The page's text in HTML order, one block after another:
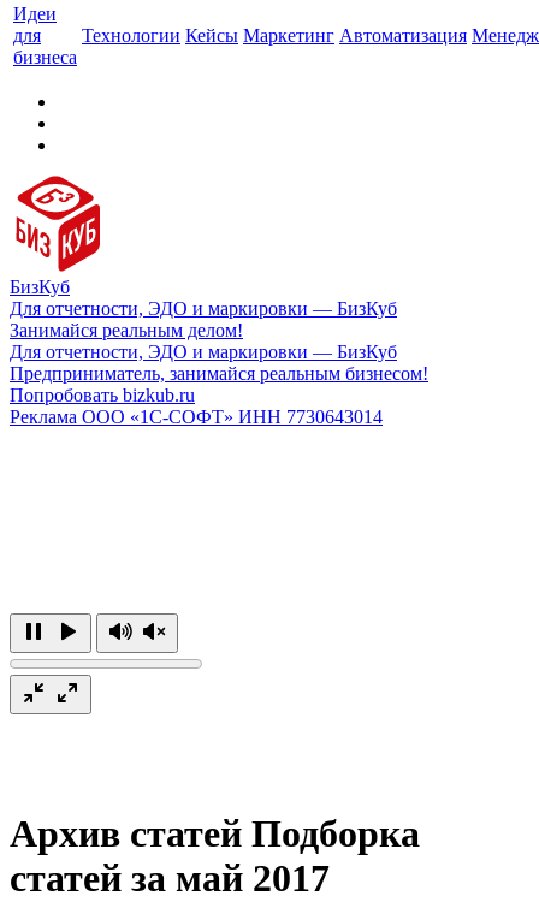
Идеи
для
бизнеса
Технологии Кейсы Маркетинг Автоматизация
БизКуб
Для отчетности, ЭДО и маркировки — БизКуб
Занимайся реальным делом!
Для отчетности, ЭДО и маркировки — БизКуб
Предприниматель, занимайся реальным бизнесом!
Попробовать bizkub.ru
Реклама ООО «1С-СОФТ» ИНН 7730643014
Архив статей Подборка
статей за май 2017